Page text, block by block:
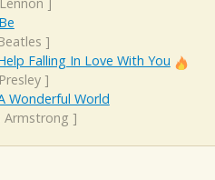
]
]
Falling In Love With You
]
Wonderful World
Armstrong ]